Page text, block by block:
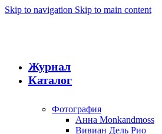
Skip to navigation Skip to main content
Журнал
Каталог
Фотография
Анна Monkandmoss
Вивиан Дель Рио